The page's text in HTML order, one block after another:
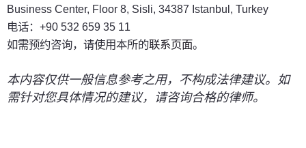
Business Center, Floor 8, Sisli, 34387 Istanbul, Turkey
电话：+90 532 659 35 11
如需预约咨询，请使用本所的联系页面。
本内容仅供一般信息参考之用，不构成法律建议。如
需针对您具体情况的建议，请咨询合格的律师。